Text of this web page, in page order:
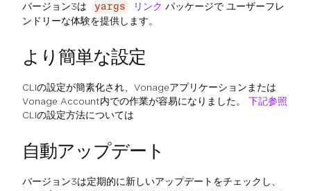
バージョン3は yargs リンク パッケージで ユーザーフレ
ンドリーな体験を提供します。
より簡単な設定
CLIの設定が簡素化され、Vonageアプリケーションまたは
Vonage Account内での作業が容易になりました。 下記参照
CLIの設定方法については
自動アップデート
バージョン3は定期的に新しいアップデートをチェックし、